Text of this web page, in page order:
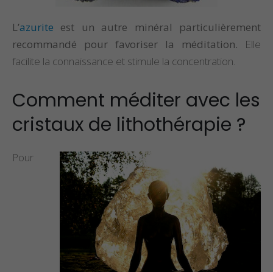
L’azurite est un autre minéral particulièrement
recommandé pour favoriser la méditation. Elle
facilite la connaissance et stimule la concentration.
Comment méditer avec les
cristaux de lithothérapie ?
Pour